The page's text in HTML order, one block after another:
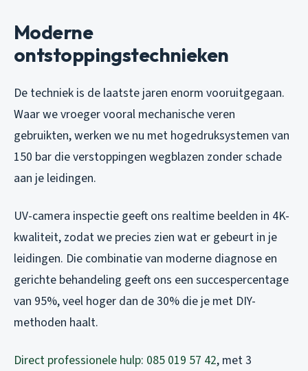
Moderne
ontstoppingstechnieken
De techniek is de laatste jaren enorm vooruitgegaan.
Waar we vroeger vooral mechanische veren
gebruikten, werken we nu met hogedruksystemen van
150 bar die verstoppingen wegblazen zonder schade
aan je leidingen.
UV-camera inspectie geeft ons realtime beelden in 4K-
kwaliteit, zodat we precies zien wat er gebeurt in je
leidingen. Die combinatie van moderne diagnose en
gerichte behandeling geeft ons een succespercentage
van 95%, veel hoger dan de 30% die je met DIY-
methoden haalt.
Direct professionele hulp: 085 019 57 42, met 3